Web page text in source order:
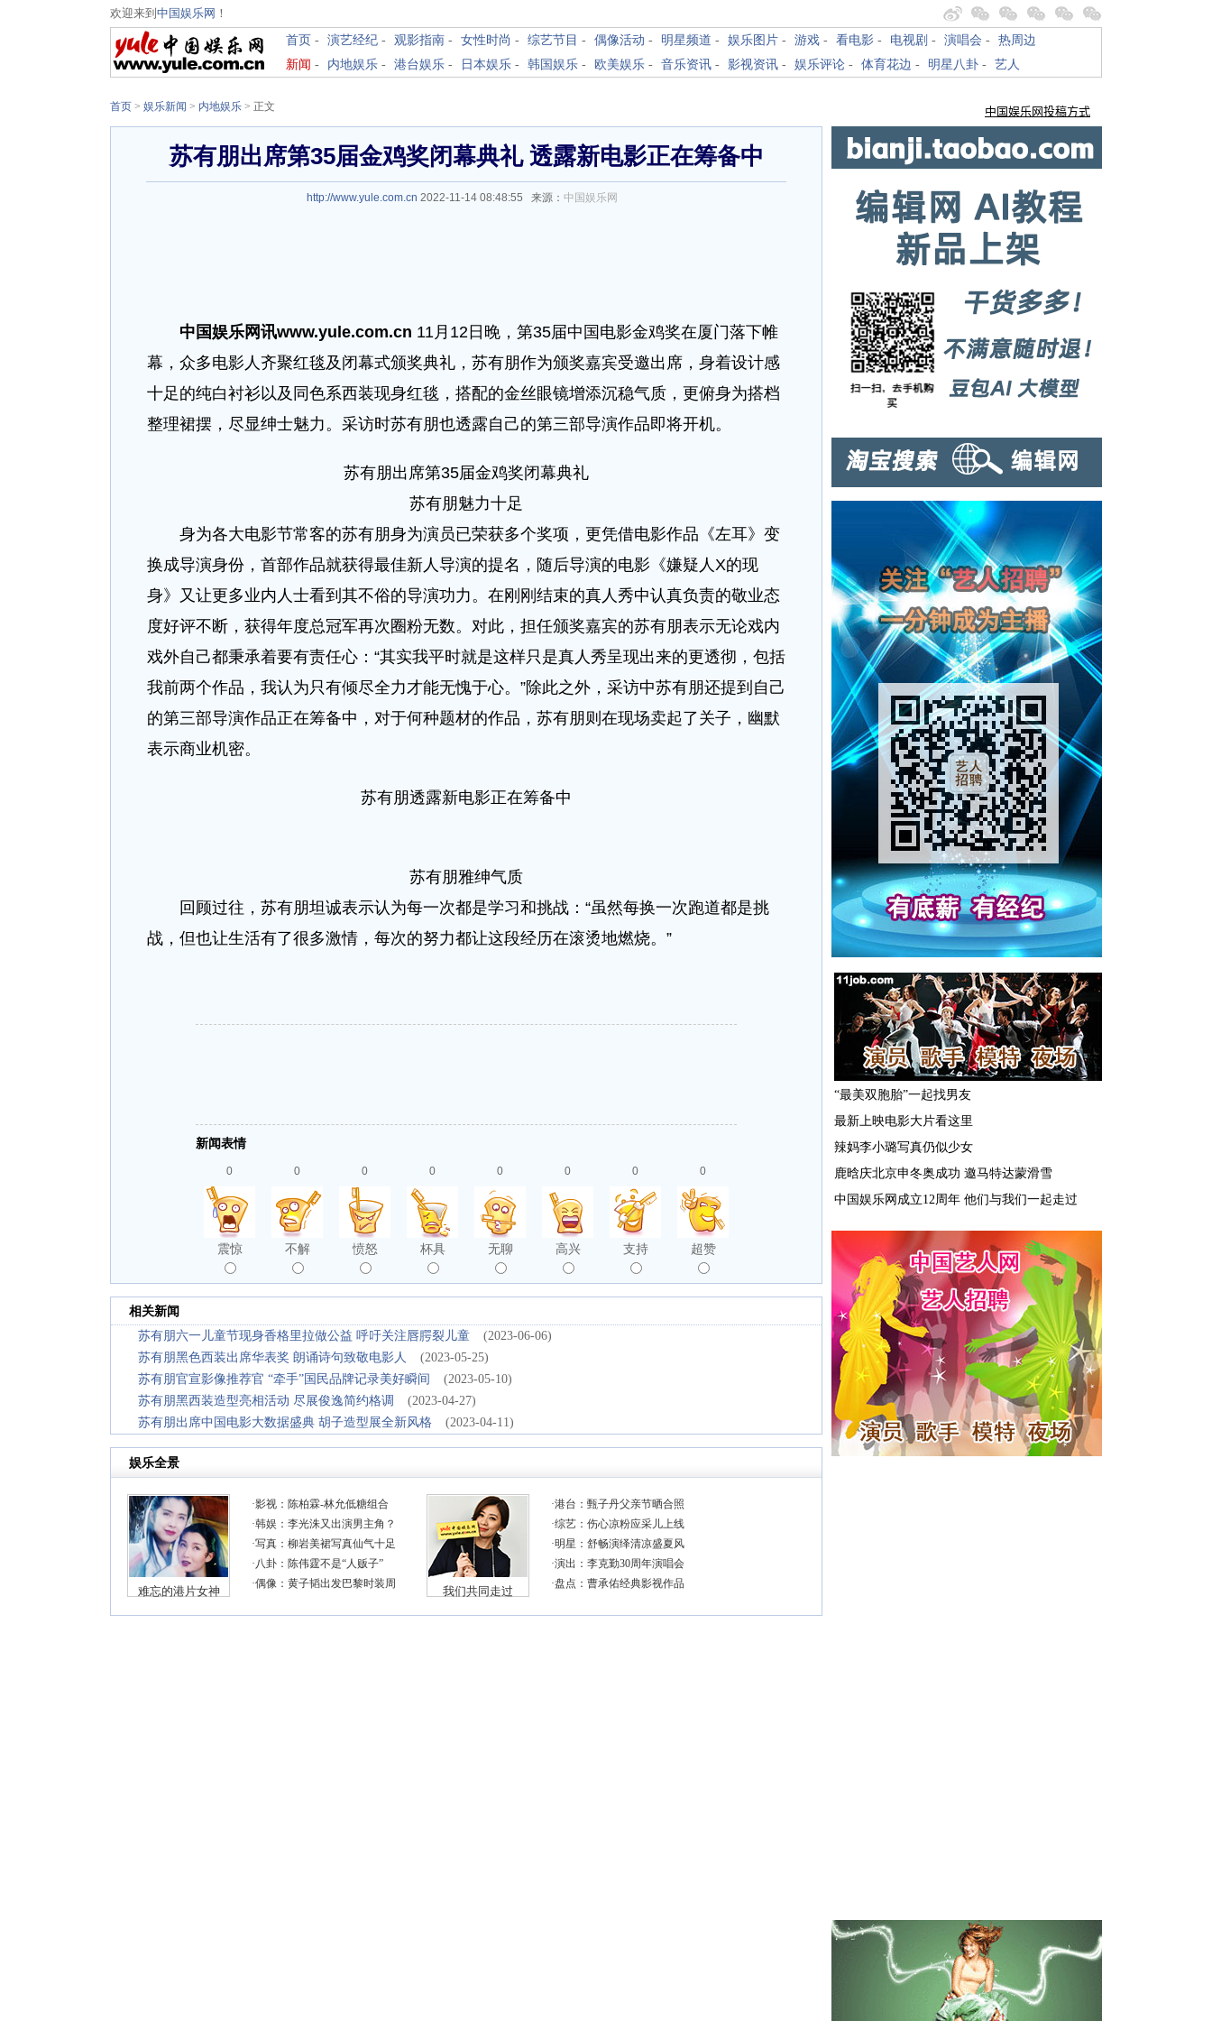
欢迎来到 中国娱乐网 ！
首页 - 演艺经纪 - 观影指南 - 女性时尚 - 综艺节目 - 偶像活动 - 明星频道 - 娱乐图片 - 游戏 - 看电影 - 电视剧 - 演唱会 - 热周边
新闻 - 内地娱乐 - 港台娱乐 - 日本娱乐 - 韩国娱乐 - 欧美娱乐 - 音乐资讯 - 影视资讯 - 娱乐评论 - 体育花边 - 明星八卦 - 艺人
首页 > 娱乐新闻 > 内地娱乐 > 正文
苏有朋出席第35届金鸡奖闭幕典礼 透露新电影正在筹备中
http://www.yule.com.cn 2022-11-14 08:48:55 来源： 中国娱乐网
中国娱乐网讯www.yule.com.cn 11月12日晚，第35届中国电影金鸡奖在厦门落下帷
幕，众多电影人齐聚红毯及闭幕式颁奖典礼，苏有朋作为颁奖嘉宾受邀出席，身着设计感
十足的纯白衬衫以及同色系西装现身红毯，搭配的金丝眼镜增添沉稳气质，更俯身为搭档
整理裙摆，尽显绅士魅力。采访时苏有朋也透露自己的第三部导演作品即将开机。
苏有朋出席第35届金鸡奖闭幕典礼
苏有朋魅力十足
身为各大电影节常客的苏有朋身为演员已荣获多个奖项，更凭借电影作品《左耳》变
换成导演身份，首部作品就获得最佳新人导演的提名，随后导演的电影《嫌疑人X的现
身》又让更多业内人士看到其不俗的导演功力。在刚刚结束的真人秀中认真负责的敬业态
度好评不断，获得年度总冠军再次圈粉无数。对此，担任颁奖嘉宾的苏有朋表示无论戏内
戏外自己都秉承着要有责任心：“其实我平时就是这样只是真人秀呈现出来的更透彻，包括
我前两个作品，我认为只有倾尽全力才能无愧于心。”除此之外，采访中苏有朋还提到自己
的第三部导演作品正在筹备中，对于何种题材的作品，苏有朋则在现场卖起了关子，幽默
表示商业机密。
苏有朋透露新电影正在筹备中
苏有朋雅绅气质
回顾过往，苏有朋坦诚表示认为每一次都是学习和挑战：“虽然每换一次跑道都是挑
战，但也让生活有了很多激情，每次的努力都让这段经历在滚烫地燃烧。”
新闻表情
0
震惊
0
不解
0
愤怒
0
杯具
0
无聊
0
高兴
0
支持
0
超赞
相关新闻
苏有朋六一儿童节现身香格里拉做公益 呼吁关注唇腭裂儿童
(2023-06-06)
苏有朋黑色西装出席华表奖 朗诵诗句致敬电影人
(2023-05-25)
苏有朋官宣影像推荐官 “牵手”国民品牌记录美好瞬间
(2023-05-10)
苏有朋黑西装造型亮相活动 尽展俊逸简约格调
(2023-04-27)
苏有朋出席中国电影大数据盛典 胡子造型展全新风格
(2023-04-11)